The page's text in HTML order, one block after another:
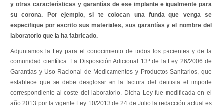
y otras características y garantías de ese implante e igualmente para
su corona. Por ejemplo, si te colocan una funda que venga se
especifique por escrito sus materiales, sus garantías y el nombre del
laboratorio que la ha fabricado.
Adjuntamos la Ley para el conocimiento de todos los pacientes y de la
comunidad científica: La Disposición Adicional 13ª de la Ley 26/2006 de
Garantías y Uso Racional de Medicamentos y Productos Sanitarios, que
establece que se debe desglosar en la factura del dentista el importe
correspondiente al coste del laboratorio. Dicha Ley fue modificada en el
año 2013 por la vigente Ley 10/2013 de 24 de Julio la redacción actual es